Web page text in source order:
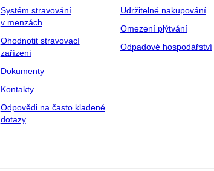
Systém stravování
v menzách
Ohodnotit stravovací
zařízení
Dokumenty
Kontakty
Odpovědi na často kladené
dotazy
Udržitelné nakupování
Omezení plýtvání
Odpadové hospodářství